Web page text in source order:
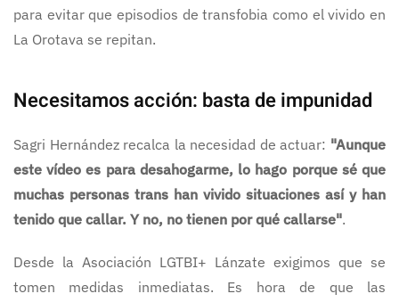
para evitar que episodios de transfobia como el vivido en
La Orotava se repitan.
Necesitamos acción: basta de impunidad
Sagri Hernández recalca la necesidad de actuar: "Aunque
este vídeo es para desahogarme, lo hago porque sé que
muchas personas trans han vivido situaciones así y han
tenido que callar. Y no, no tienen por qué callarse".
Desde la Asociación LGTBI+ Lánzate exigimos que se
tomen medidas inmediatas. Es hora de que las